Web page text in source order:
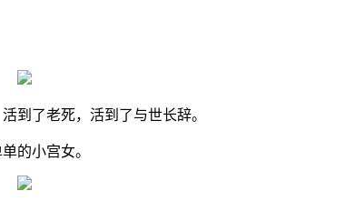
到了老死，活到了与世长辞。
的小宫女。